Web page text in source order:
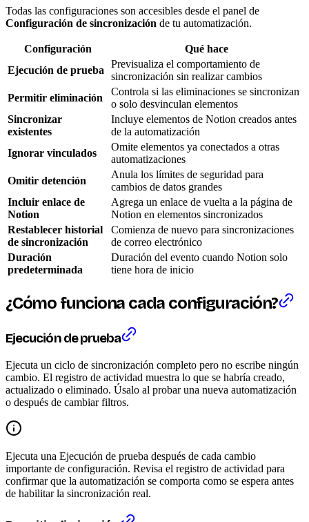
Todas las configuraciones son accesibles desde el panel de
Configuración de sincronización de tu automatización.
Configuración
Qué hace
Ejecución de prueba
Previsualiza el comportamiento de
sincronización sin realizar cambios
Permitir eliminación
Controla si las eliminaciones se sincronizan
o solo desvinculan elementos
Sincronizar
existentes
Incluye elementos de Notion creados antes
de la automatización
Ignorar vinculados
Omite elementos ya conectados a otras
automatizaciones
Omitir detención
Anula los límites de seguridad para
cambios de datos grandes
Incluir enlace de
Notion
Agrega un enlace de vuelta a la página de
Notion en elementos sincronizados
Restablecer historial
de sincronización
Comienza de nuevo para sincronizaciones
de correo electrónico
Duración
predeterminada
Duración del evento cuando Notion solo
tiene hora de inicio
¿Cómo funciona cada configuración?
Ejecución de prueba
Ejecuta un ciclo de sincronización completo pero no escribe ningún
cambio. El registro de actividad muestra lo que se habría creado,
actualizado o eliminado. Úsalo al probar una nueva automatización
o después de cambiar filtros.
Ejecuta una Ejecución de prueba después de cada cambio
importante de configuración. Revisa el registro de actividad para
confirmar que la automatización se comporta como se espera antes
de habilitar la sincronización real.